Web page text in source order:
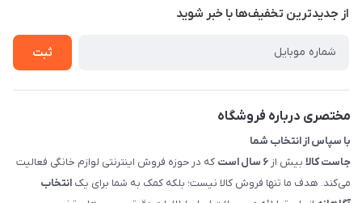
تماس با ما
شرایط و ضوابط گارانتی
روش های بازگرداندن کالا
از جدید‌ترین تخفیف‌ها با‌ خبر شوید
ثبت
مختصری درباره فروشگاه
با سپاس از انتخاب شما
جاست کالا بیش از ۶ سال است
که در حوزه فروش اینترنتی لوازم خانگی فعالیت
می‌کند. هدف ما تنها فروش کالا نیست؛ بلکه کمک به شما برای یک انتخاب